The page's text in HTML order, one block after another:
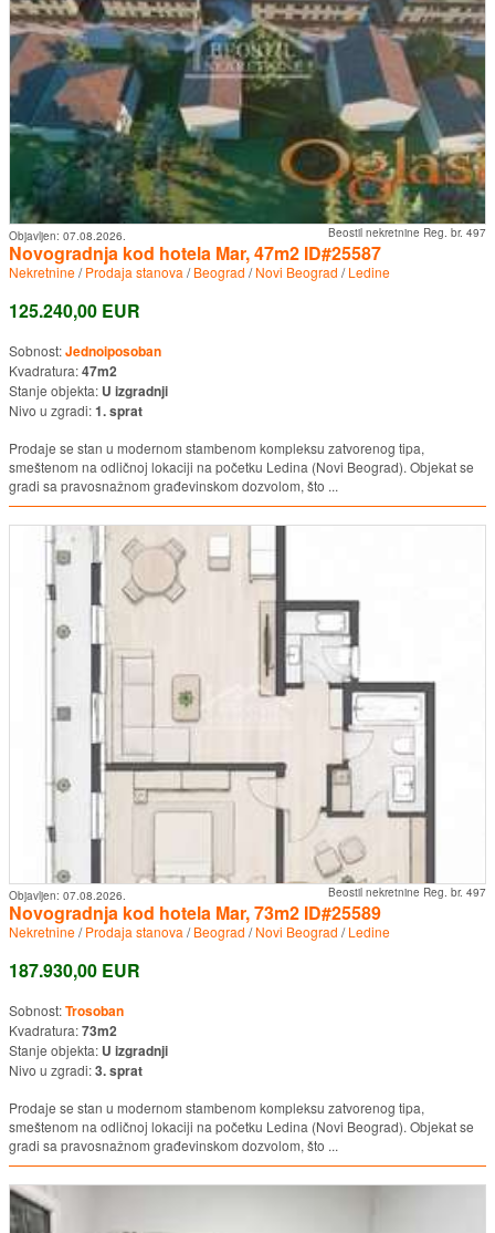
Beostil nekretnine Reg. br. 497
Objavljen: 07.08.2026.
Novogradnja kod hotela Mar, 47m2 ID#25587
Nekretnine/Prodaja stanova /Beograd /Novi Beograd /Ledine
125.240,00 EUR
Sobnost:Jednoiposoban
Kvadratura:47m2
Stanje objekta: U izgradnji
Nivo u zgradi:1. sprat
Prodaje se stan u modernom stambenom kompleksu zatvorenog tipa,
smeštenom na odličnoj lokaciji na početku Ledina (Novi Beograd). Objekat se
gradi sa pravosnažnom građevinskom dozvolom, što ...
Beostil nekretnine Reg. br. 497
Objavljen: 07.08.2026.
Novogradnja kod hotela Mar, 73m2 ID#25589
Nekretnine/Prodaja stanova /Beograd /Novi Beograd /Ledine
187.930,00 EUR
Sobnost:Trosoban
Kvadratura:73m2
Stanje objekta: U izgradnji
Nivo u zgradi:3. sprat
Prodaje se stan u modernom stambenom kompleksu zatvorenog tipa,
smeštenom na odličnoj lokaciji na početku Ledina (Novi Beograd). Objekat se
gradi sa pravosnažnom građevinskom dozvolom, što ...